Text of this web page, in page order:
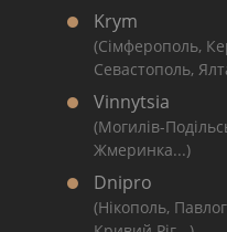
Krym
(Сімферополь,
Севастополь,
Vinnytsia
(Могилів-
Жмеринка...)
Dnipro
(Нікополь,